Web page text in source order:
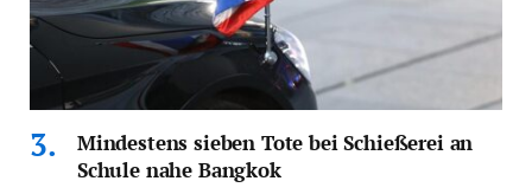
Mindestens sieben Tote bei Schießerei an
Schule nahe Bangkok